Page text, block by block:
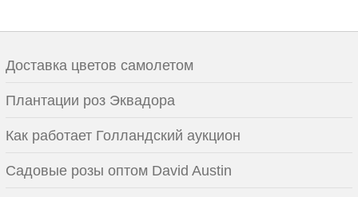
Доставка цветов самолетом
Плантации роз Эквадора
Как работает Голландский аукцион
Садовые розы оптом David Austin